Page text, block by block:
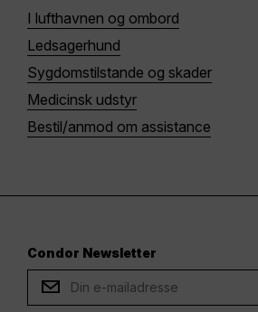
I lufthavnen og ombord
Ledsagerhund
Sygdomstilstande og skader
Medicinsk udstyr
Bestil/anmod om assistance
Condor Newsletter